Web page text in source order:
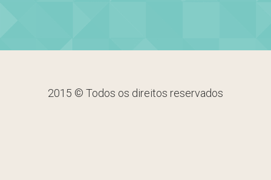
2015 © Todos os direitos reservados